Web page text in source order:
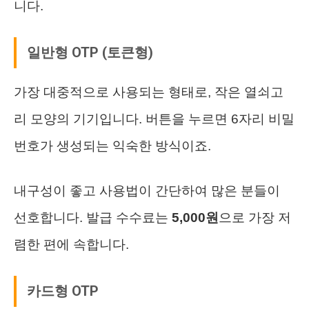
니다.
일반형 OTP (토큰형)
가장 대중적으로 사용되는 형태로, 작은 열쇠고
리 모양의 기기입니다. 버튼을 누르면 6자리 비밀
번호가 생성되는 익숙한 방식이죠.
내구성이 좋고 사용법이 간단하여 많은 분들이
선호합니다. 발급 수수료는 5,000원 으로 가장 저
렴한 편에 속합니다.
카드형 OTP